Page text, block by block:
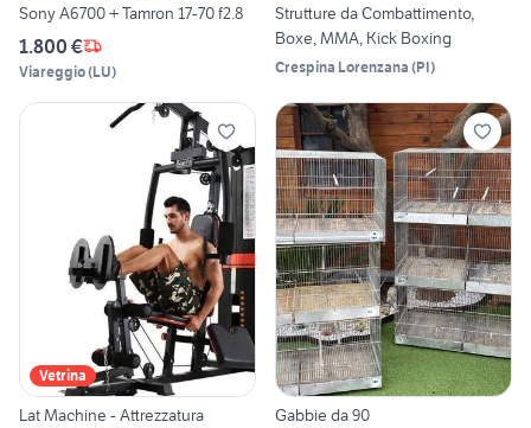
Sony A6700 + Tamron 17-70 f2.8
1.800 €
Viareggio(LU)
Strutture da Combattimento,
Boxe, MMA, Kick Boxing
Crespina Lorenzana (PI)
Vetrina
Lat Machine - Attrezzatura
Gabbie da 90